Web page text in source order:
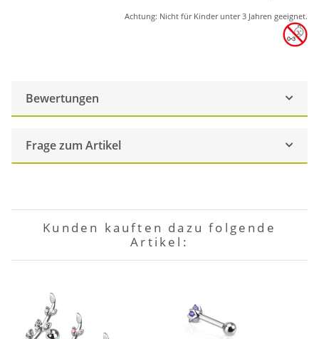
Achtung: Nicht für Kinder unter 3 Jahren geeignet.
Bewertungen
Frage zum Artikel
Kunden kauften dazu folgende
Artikel: